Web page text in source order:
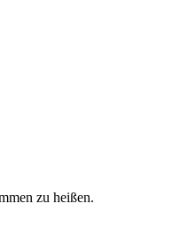
zu heißen.